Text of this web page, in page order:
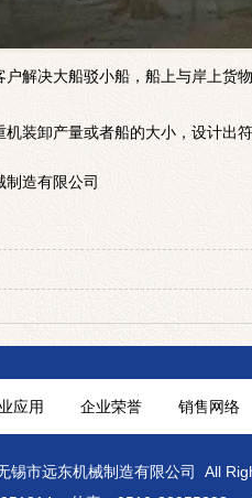
户解决大船驳小船，船上与岸上货
机装卸产量或者船的大小，设计出
造有限公司
应用 企业荣誉 销售网络
锡市远东机械制造有限公司 All